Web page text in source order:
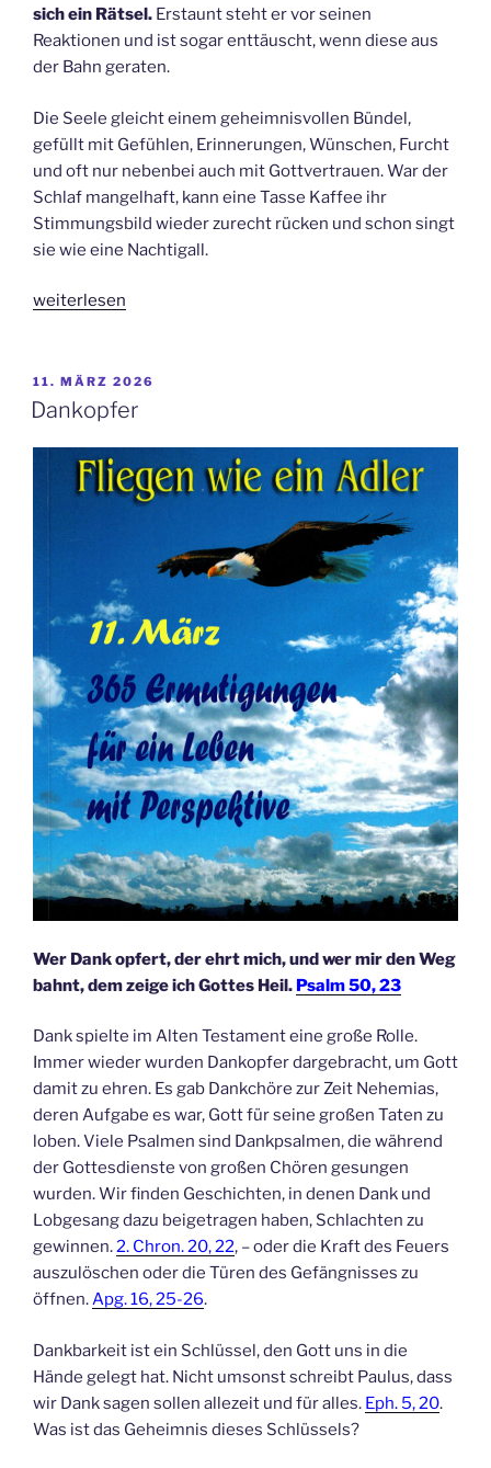
sich ein Rätsel. Erstaunt steht er vor seinen
Reaktionen und ist sogar enttäuscht, wenn diese aus
der Bahn geraten.
Die Seele gleicht einem geheimnisvollen Bündel,
gefüllt mit Gefühlen, Erinnerungen, Wünschen, Furcht
und oft nur nebenbei auch mit Gottvertrauen. War der
Schlaf mangelhaft, kann eine Tasse Kaffee ihr
Stimmungsbild wieder zurecht rücken und schon singt
sie wie eine Nachtigall.
„Die
weiterlesen
VERÖFFENTLICHT
AM
11. MÄRZ 2026
Dankopfer
Wer Dank opfert, der ehrt mich, und wer mir den Weg
bahnt, dem zeige ich Gottes Heil. Psalm 50, 23
Dank spielte im Alten Testament eine große Rolle.
Immer wieder wurden Dankopfer dargebracht, um Gott
damit zu ehren. Es gab Dankchöre zur Zeit Nehemias,
deren Aufgabe es war, Gott für seine großen Taten zu
loben. Viele Psalmen sind Dankpsalmen, die während
der Gottesdienste von großen Chören gesungen
wurden. Wir finden Geschichten, in denen Dank und
Lobgesang dazu beigetragen haben, Schlachten zu
gewinnen.2. Chron. 20, 22, – oder die Kraft des Feuers
auszulöschen oder die Türen des Gefängnisses zu
öffnen.Apg. 16, 25-26.
Dankbarkeit ist ein Schlüssel, den Gott uns in die
Hände gelegt hat. Nicht umsonst schreibt Paulus, dass
wir Dank sagen sollen allezeit und für alles. Eph. 5, 20.
Was ist das Geheimnis dieses Schlüssels?